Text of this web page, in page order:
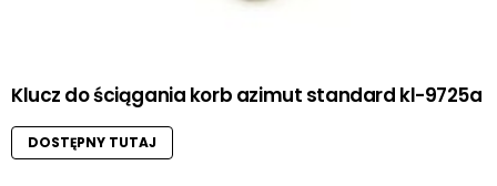
Klucz do ściągania korb azimut standard kl-9725a
DOSTĘPNY TUTAJ